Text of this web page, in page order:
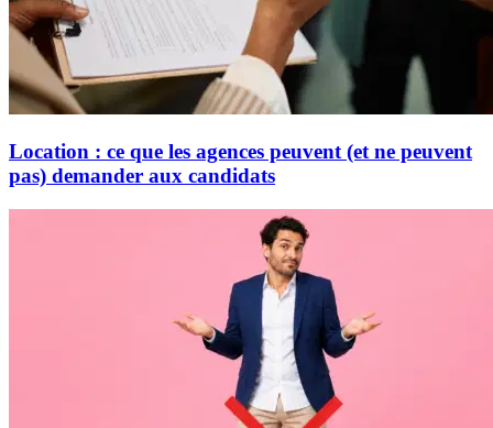
Location : ce que les agences peuvent (et ne peuvent
pas) demander aux candidats